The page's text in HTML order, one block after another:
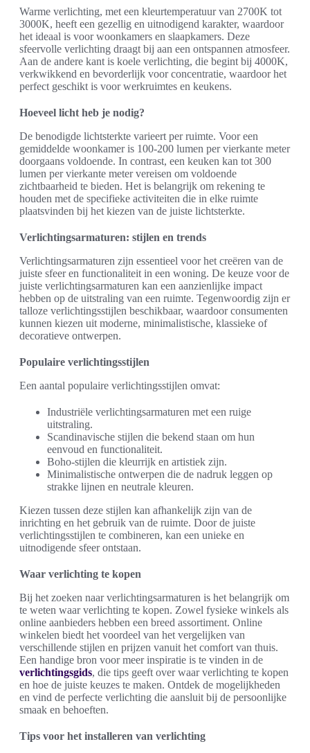
Warme verlichting, met een kleurtemperatuur van 2700K tot
3000K, heeft een gezellig en uitnodigend karakter, waardoor
het ideaal is voor woonkamers en slaapkamers. Deze
sfeervolle verlichting draagt bij aan een ontspannen atmosfeer.
Aan de andere kant is koele verlichting, die begint bij 4000K,
verkwikkend en bevorderlijk voor concentratie, waardoor het
perfect geschikt is voor werkruimtes en keukens.
Hoeveel licht heb je nodig?
De benodigde lichtsterkte varieert per ruimte. Voor een
gemiddelde woonkamer is 100-200 lumen per vierkante meter
doorgaans voldoende. In contrast, een keuken kan tot 300
lumen per vierkante meter vereisen om voldoende
zichtbaarheid te bieden. Het is belangrijk om rekening te
houden met de specifieke activiteiten die in elke ruimte
plaatsvinden bij het kiezen van de juiste lichtsterkte.
Verlichtingsarmaturen: stijlen en trends
Verlichtingsarmaturen zijn essentieel voor het creëren van de
juiste sfeer en functionaliteit in een woning. De keuze voor de
juiste verlichtingsarmaturen kan een aanzienlijke impact
hebben op de uitstraling van een ruimte. Tegenwoordig zijn er
talloze verlichtingsstijlen beschikbaar, waardoor consumenten
kunnen kiezen uit moderne, minimalistische, klassieke of
decoratieve ontwerpen.
Populaire verlichtingsstijlen
Een aantal populaire verlichtingsstijlen omvat:
Industriële verlichtingsarmaturen met een ruige
uitstraling.
Scandinavische stijlen die bekend staan om hun
eenvoud en functionaliteit.
Boho-stijlen die kleurrijk en artistiek zijn.
Minimalistische ontwerpen die de nadruk leggen op
strakke lijnen en neutrale kleuren.
Kiezen tussen deze stijlen kan afhankelijk zijn van de
inrichting en het gebruik van de ruimte. Door de juiste
verlichtingsstijlen te combineren, kan een unieke en
uitnodigende sfeer ontstaan.
Waar verlichting te kopen
Bij het zoeken naar verlichtingsarmaturen is het belangrijk om
te weten waar verlichting te kopen. Zowel fysieke winkels als
online aanbieders hebben een breed assortiment. Online
winkelen biedt het voordeel van het vergelijken van
verschillende stijlen en prijzen vanuit het comfort van thuis.
Een handige bron voor meer inspiratie is te vinden in de
verlichtingsgids, die tips geeft over waar verlichting te kopen
en hoe de juiste keuzes te maken. Ontdek de mogelijkheden
en vind de perfecte verlichting die aansluit bij de persoonlijke
smaak en behoeften.
Tips voor het installeren van verlichting